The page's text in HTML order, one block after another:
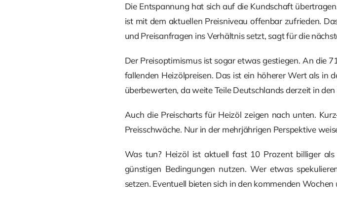
Die Entspannung hat sich auf die Kundschaft
ist mit dem aktuellen Preisniveau offenbar zufrieden.
und Preisanfragen ins Verhältnis setzt, sagt für die
Der Preisoptimismus ist sogar etwas gestiegen. An die
fallenden Heizölpreisen. Das ist ein höherer Wert als in
überbewerten, da weite Teile Deutschlands derzeit in
Auch die Preischarts für Heizöl zeigen nach unten.
Preisschwäche. Nur in der mehrjährigen Perspektive
Was tun? Heizöl ist aktuell fast 10 Prozent billiger
günstigen Bedingungen nutzen. Wer etwas
setzen. Eventuell bieten sich in den kommenden